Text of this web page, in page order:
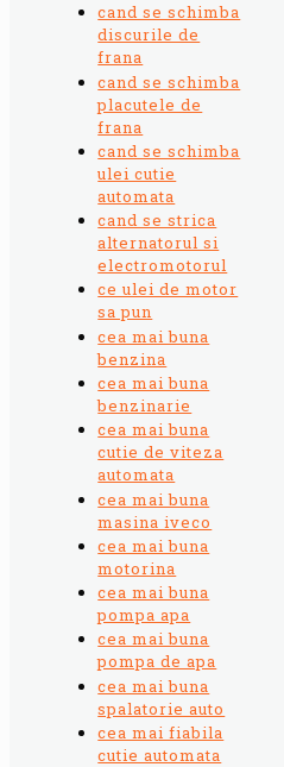
cand se schimba
discurile de
frana
cand se schimba
placutele de
frana
cand se schimba
ulei cutie
automata
cand se strica
alternatorul si
electromotorul
ce ulei de motor
sa pun
cea mai buna
benzina
cea mai buna
benzinarie
cea mai buna
cutie de viteza
automata
cea mai buna
masina iveco
cea mai buna
motorina
cea mai buna
pompa apa
cea mai buna
pompa de apa
cea mai buna
spalatorie auto
cea mai fiabila
cutie automata